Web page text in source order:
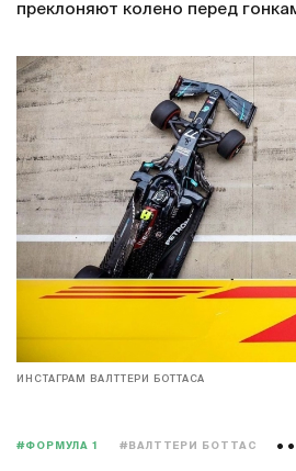
преклоняют колено перед
ИНСТАГРАМ ВАЛТТЕРИ БОТТАСА
#ФОРМУЛА 1 #ВАЛТТЕРИ БОТТАС